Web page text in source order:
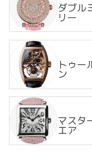
ダブル
リー
トゥー
ン
マスタ
エア